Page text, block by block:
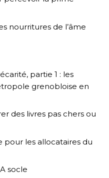
nourritures de l’âme
partie 1 : les
grenobloise en
des livres pas chers ou
pour les allocataires du
socle